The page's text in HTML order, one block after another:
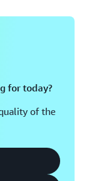
for today?
of the